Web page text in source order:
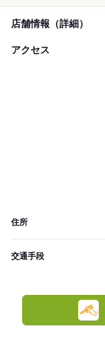
店舗情報（詳細）
アクセス
住所
交通手段